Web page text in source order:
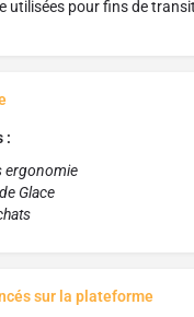
utilisées pour fins de
:
ergonomie
Glace
sur la plateforme